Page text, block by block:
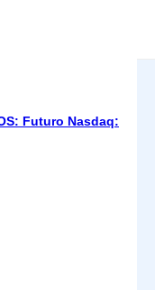
Futuro Nasdaq: